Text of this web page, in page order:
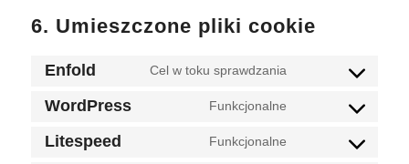
6. Umieszczone pliki cookie
Enfold Cel w toku sprawdzania
WordPress Funkcjonalne
Litespeed Funkcjonalne